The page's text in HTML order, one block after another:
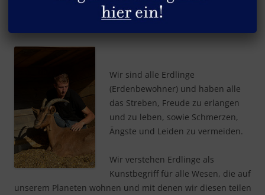
Wir sind alle Erdlinge
(Erdenbewohner) und haben alle
das Streben, Freude zu erlangen
und zu leben, sowie Schmerzen,
Ängste und Leiden zu vermeiden.
Wir verstehen Erdlinge als
Kunstbegriff für alle Wesen, die auf
unserem Planeten wohnen und mit denen wir diesen teilen